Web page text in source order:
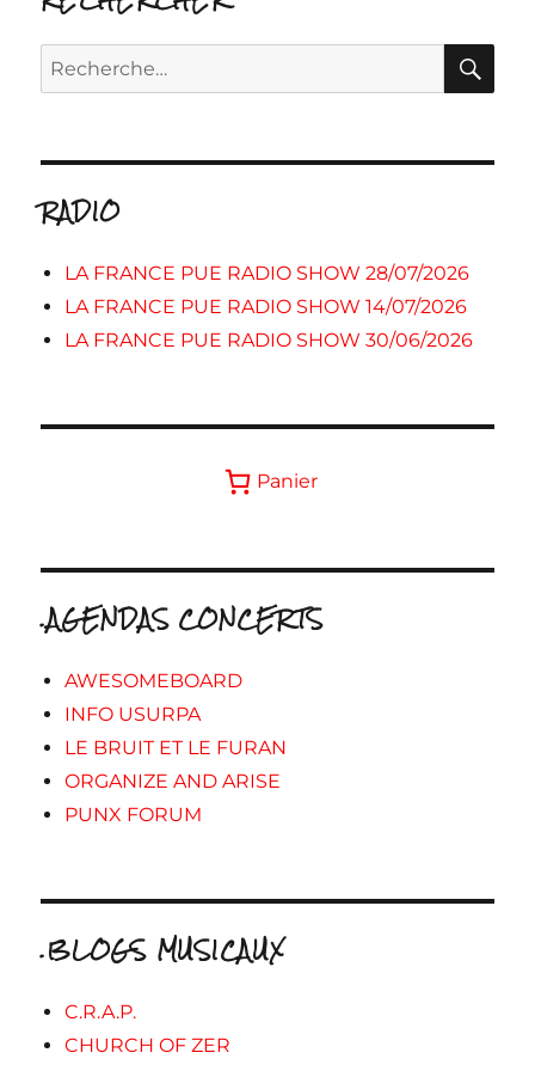
Recherche
pour :
RADIO
LA FRANCE PUE RADIO SHOW 28/07/2026
LA FRANCE PUE RADIO SHOW 14/07/2026
LA FRANCE PUE RADIO SHOW 30/06/2026
Panier
.AGENDAS CONCERTS
AWESOMEBOARD
INFO USURPA
LE BRUIT ET LE FURAN
ORGANIZE AND ARISE
PUNX FORUM
.BLOGS MUSICAUX
C.R.A.P.
CHURCH OF ZER